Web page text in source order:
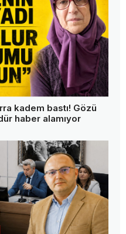
kadem bastı! Gözü
haber alamıyor